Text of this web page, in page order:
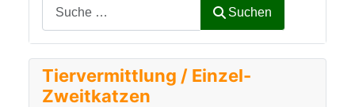
Suchen
Tiervermittlung / Einzel-
Zweitkatzen